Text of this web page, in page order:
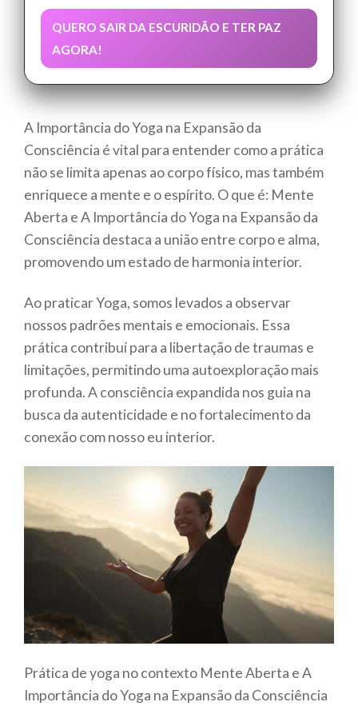
QUERO SAIR DA ESCURIDÃO E TER PAZ
AGORA!
A Importância do Yoga na Expansão da
Consciência é vital para entender como a prática
não se limita apenas ao corpo físico, mas também
enriquece a mente e o espírito. O que é: Mente
Aberta e A Importância do Yoga na Expansão da
Consciência destaca a união entre corpo e alma,
promovendo um estado de harmonia interior.
Ao praticar Yoga, somos levados a observar
nossos padrões mentais e emocionais. Essa
prática contribuí para a libertação de traumas e
limitações, permitindo uma autoexploração mais
profunda. A consciência expandida nos guia na
busca da autenticidade e no fortalecimento da
conexão com nosso eu interior.
Prática de yoga no contexto Mente Aberta e A
Importância do Yoga na Expansão da Consciência